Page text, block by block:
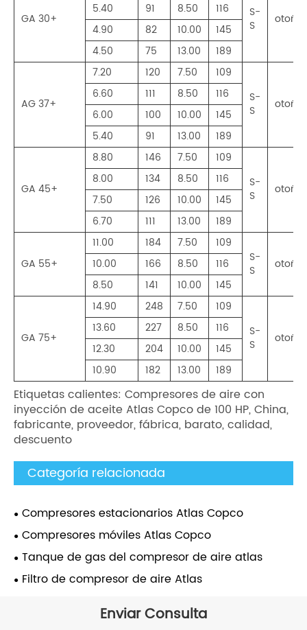
GA 30+
S-
S
5.40 91 8.50
116
4.90
82 10.00
145
4.50
75 13.00 189
AG 37+
7.20 120 7.50
109
S-
S
6.60 111 8.50
116
6.00
100 10.00
145
5.40
91 13.00 189
GA 45+
8.80 146 7.50
109
S-
S
8.00 134 8.50
116
7.50
126 10.00
145
6.70
111 13.00 189
GA 55+
11.00 184 7.50
109
S-
S
10.00 166 8.50
116
8.50
141 10.00 145
GA 75+
14.90 248 7.50
109
S-
S
13.60 227 8.50
116
12.30
204 10.00
145
10.90
182 13.00 189
Etiquetas calientes: Compresores de aire con
inyección de aceite Atlas Copco de 100 HP, China,
fabricante, proveedor, fábrica, barato, calidad,
descuento
Categoría relacionada
Compresores estacionarios Atlas Copco
Compresores móviles Atlas Copco
Tanque de gas del compresor de aire atlas
Filtro de compresor de aire Atlas
Enviar Consulta